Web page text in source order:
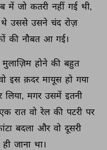
में जो कतरी नहीं गई थी,
थे उससे उसने चंद रोज़
की नौबत आ गई।
मुलाज़िम होने की बहुत
इस क़दर मायूस हो गया
लिया, मगर उसमें इतनी
रात वो रेल की पटरी पर
बदला और वो दूसरी
ही जाना था।